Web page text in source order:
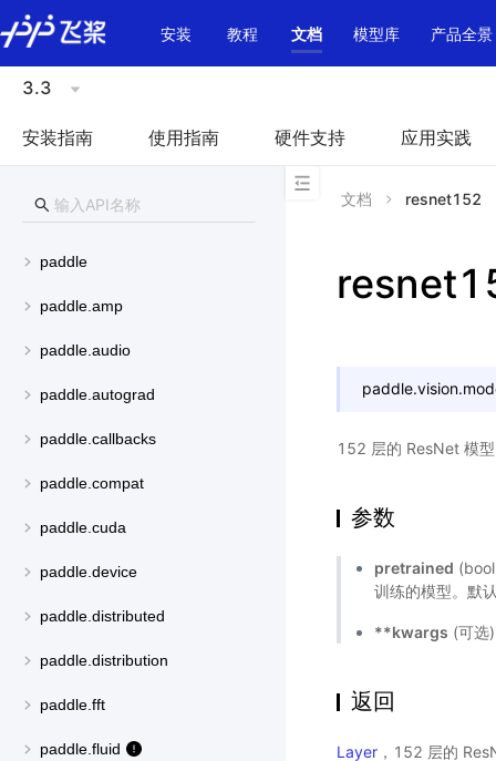
\u200E
安装
教程 文档 模型库 产品全景
3.3
安装指南 使用指南 硬件支持 应用实践
paddle
paddle.amp
paddle.audio
paddle.autograd
paddle.callbacks
paddle.compat
paddle.cuda
paddle.device
paddle.distributed
paddle.distribution
paddle.fft
paddle.fluid
文档 resnet152
152 层的 ResNet 模
参数
pretrained
训练的模型。默
**kwargs (可选
返回
Layer ，152 层的